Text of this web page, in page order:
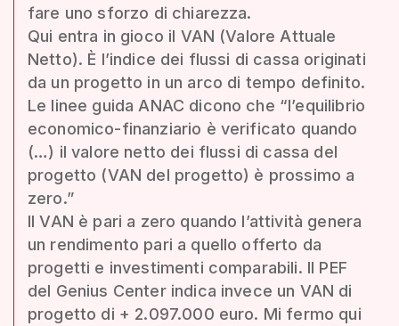
fare uno sforzo di chiarezza.
Qui entra in gioco il VAN (Valore Attuale
Netto). È l’indice dei flussi di cassa originati
da un progetto in un arco di tempo definito.
Le linee guida ANAC dicono che “l’equilibrio
economico-finanziario è verificato quando
(…) il valore netto dei flussi di cassa del
progetto (VAN del progetto) è prossimo a
zero.”
Il VAN è pari a zero quando l’attività genera
un rendimento pari a quello offerto da
progetti e investimenti comparabili. Il PEF
del Genius Center indica invece un VAN di
progetto di + 2.097.000 euro. Mi fermo qui